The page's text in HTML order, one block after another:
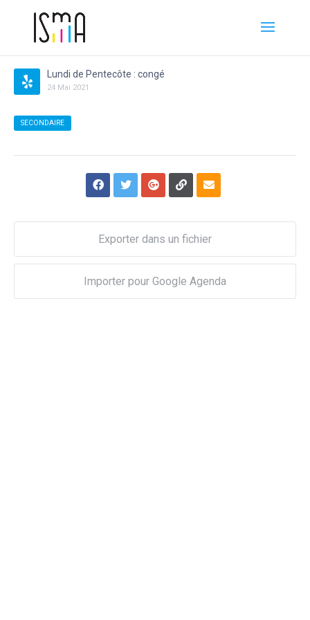
Lundi de Pentecôte : congé
24 Mai 2021
SECONDAIRE
Exporter dans un fichier
Importer pour Google Agenda